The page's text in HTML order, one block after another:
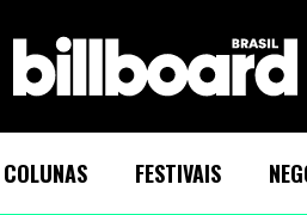
COLUNAS FESTIVAIS